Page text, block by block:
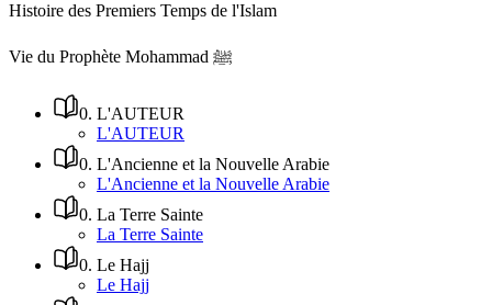
Histoire des Premiers Temps de l'Islam
Vie du Prophète Mohammad ﷺ
0. L'AUTEUR
L'AUTEUR
0. L'Ancienne et la Nouvelle Arabie
L'Ancienne et la Nouvelle Arabie
0. La Terre Sainte
La Terre Sainte
0. Le Hajj
Le Hajj